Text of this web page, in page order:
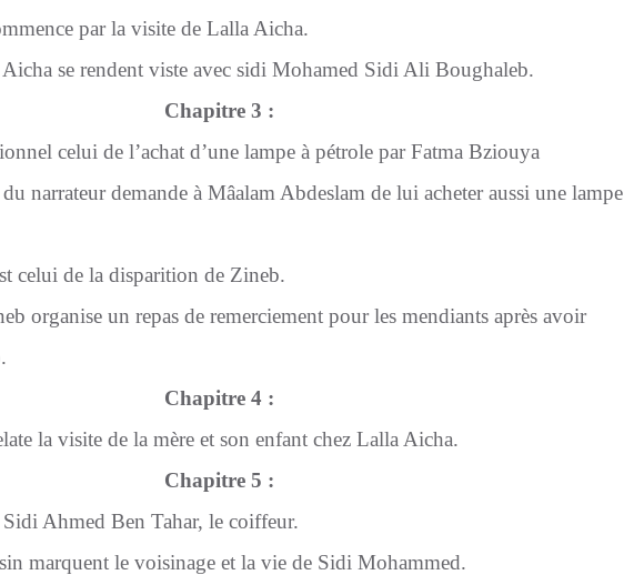
par la visite de Lalla Aicha.
se rendent viste avec sidi Mohamed Sidi Ali Boughaleb.
Chapitre 3 :
celui de l’achat d’une lampe à pétrole par Fatma Bziouya
narrateur demande à Mâalam Abdeslam de lui acheter aussi une lampe
celui de la disparition de Zineb.
organise un repas de remerciement pour les mendiants après avoir
Chapitre 4 :
la visite de la mère et son enfant chez Lalla Aicha.
Chapitre 5 :
Ahmed Ben Tahar, le coiffeur.
marquent le voisinage et la vie de Sidi Mohammed.